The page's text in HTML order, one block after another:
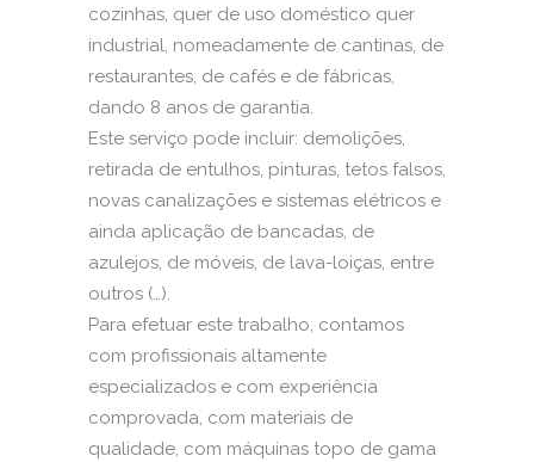
cozinhas, quer de uso doméstico quer
industrial, nomeadamente de cantinas, de
restaurantes, de cafés e de fábricas,
dando 8 anos de garantia.
Este serviço pode incluir: demolições,
retirada de entulhos, pinturas, tetos falsos,
novas canalizações e sistemas elétricos e
ainda aplicação de bancadas, de
azulejos, de móveis, de lava-loiças, entre
outros (…).
Para efetuar este trabalho, contamos
com profissionais altamente
especializados e com experiência
comprovada, com materiais de
qualidade, com máquinas topo de gama